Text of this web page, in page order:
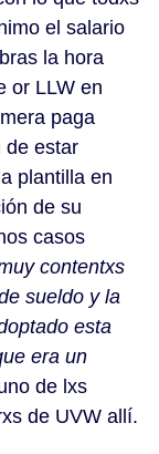
el salario
la hora
or LLW en
paga
de estar
plantilla en
de su
casos
contentxs
sueldo y la
esta
era un
de lxs
de UVW allí.